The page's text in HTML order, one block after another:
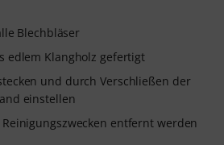
Blechbläser
edlem Klangholz gefertigt
und durch Verschließen der
einstellen
entfernt werden